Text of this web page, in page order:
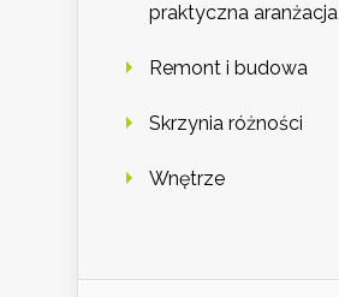
praktyczna aranżacja
Remont i budowa
Skrzynia różności
Wnętrze